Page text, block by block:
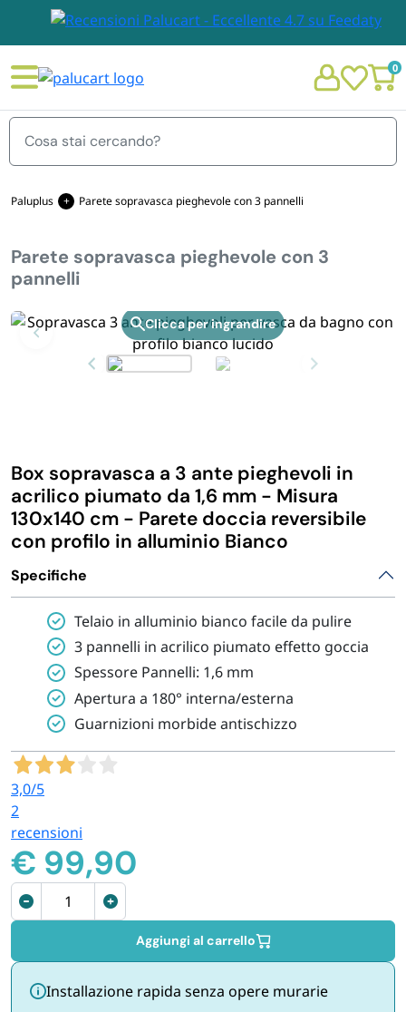
0
Menu
STOVIGLIE E TOVAGLIOLI
GIARDINO E ARREDO PER ESTERNO
IMBALLAGGIO E CANCELLERIA
CASA E PERSONA
FERRAMENTA E LINEA AUTO
PERSONA E MEDICALI
AVVOLGENTI E CONTENITORI ALIMENTARI
PET
PARTY
BIODEGRADABILE
Chi siamo
Personalizzazione Monouso
Paluplus Parete sopravasca pieghevole con 3 pannelli
Parete sopravasca pieghevole con 3
pannelli
Zoom
Box sopravasca a 3 ante pieghevoli in
acrilico piumato da 1,6 mm - Misura
130x140 cm - Parete doccia reversibile
con profilo in alluminio Bianco
Specifiche
Telaio in alluminio bianco facile da pulire
3 pannelli in acrilico piumato effetto goccia
Spessore Pannelli: 1,6 mm
Apertura a 180° interna/esterna
Guarnizioni morbide antischizzo
3,0/5
2
recensioni
€ 99,90
Parete
sopravasca
con
pannelli
Aggiungi al carrello
Installazione rapida senza opere murarie